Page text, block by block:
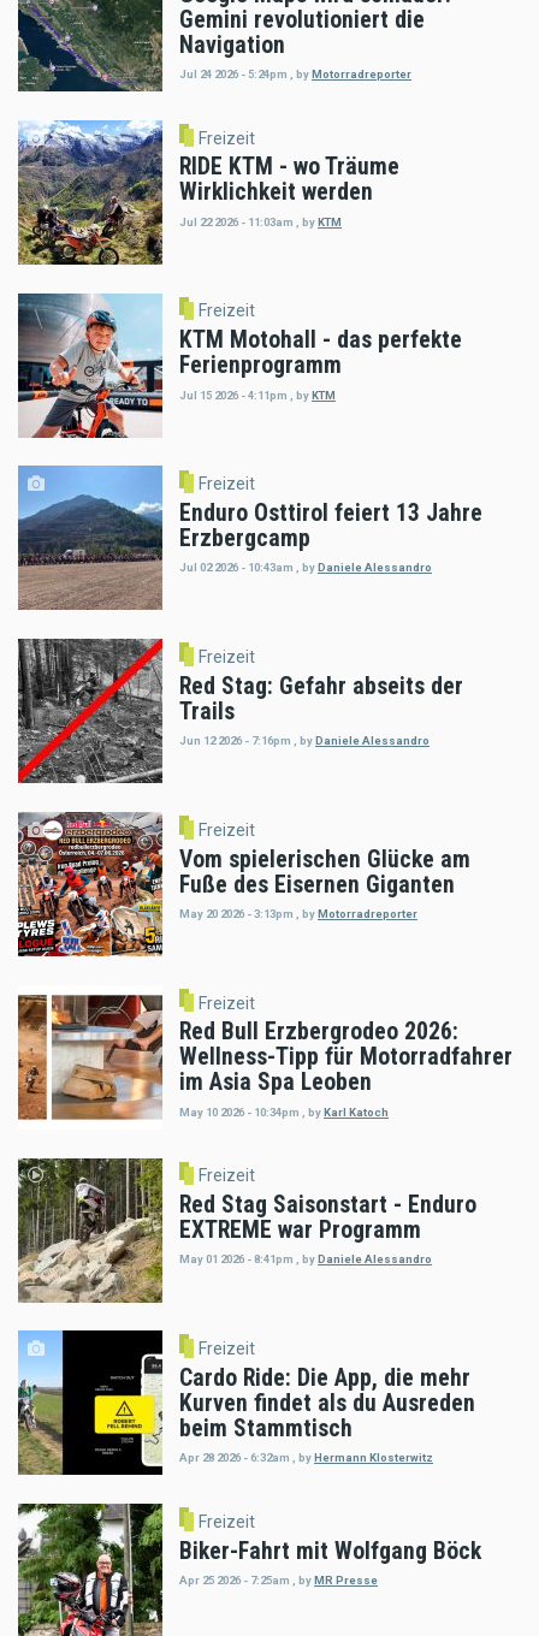
Gemini revolutioniert die
Navigation
Jul 24 2026 - 5:24pm byMotorradreporter
Freizeit
RIDE KTM - wo Träume
Wirklichkeit werden
Jul 22 2026 - 11:03am byKTM
Freizeit
KTM Motohall - das perfekte
Ferienprogramm
Jul 15 2026 - 4:11pm byKTM
Freizeit
Enduro Osttirol feiert 13 Jahre
Erzbergcamp
Jul 02 2026 - 10:43am , byDaniele Alessandro
Freizeit
Red Stag: Gefahr abseits der
Trails
Jun 12 2026 - 7:16pm byDaniele Alessandro
Freizeit
Vom spielerischen Glücke am
Fuße des Eisernen Giganten
May 20 2026 - 3:13pm byMotorradreporter
Freizeit
Red Bull Erzbergrodeo 2026:
Wellness-Tipp für Motorradfahrer
im Asia Spa Leoben
May 10 2026 - 10:34pm byKarl Katoch
Freizeit
Red Stag Saisonstart - Enduro
EXTREME war Programm
May 01 2026 - 8:41pm , by Daniele Alessandro
Freizeit
Cardo Ride: Die App, die mehr
Kurven findet als du Ausreden
beim Stammtisch
Apr 28 2026 - 6:32am byHermann Klosterwitz
Freizeit
Biker-Fahrt mit Wolfgang Böck
Apr 25 2026 - 7:25am byMR Presse